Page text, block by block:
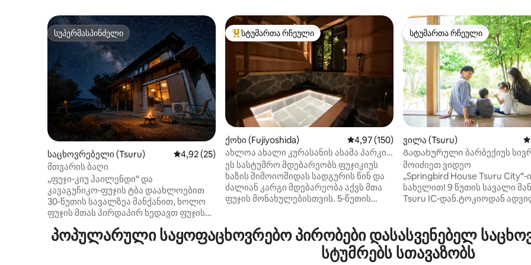
სუპერმასპინძელი
სუპერმასპინძელი
საცხოვრებელი (Tsuru) საშუალო შეფასებაა 5‑დან 4,92, 25 მიმოხილვა
4,92 (25)
მთვარის ბაღი
„ფუჯი‑კიუ ჰაილენდი“ და
კავაგუჩიკო‑ფუჯის ტბა დაახლოებით
30‑წუთის სავალზეა მანქანით, ხოლო
ფუჯის მთას პირდაპირ ხედავთ ფუჯის
შუშიდან.ფუძის მთა ამ მარშრუტიდან
შთამბეჭდავია.შენობა საკმაოდ
სტუმართა რჩეული მოწინავე ვარიანტი
სტუმართა რჩეული
ქოხი (Fujiyoshida) საშუალო შეფასებაა 5‑დან 4,97, 150
4,97 (150)
ახლოა ახალი კურასანის ასამა პარკი!
შიმოიოშიდას სადგურამდე 0 წუთის
სავალზე/24-საათიანი დაქირავებული
ლავის აბაზანა/4 საძინებელი, 115 მ²/
პარკირების ადგილი 2 მანქანისთვის
ეს სასტუმრო მდებარეობს ფუჯიკიუს
ხაზის შიმოიოშიდას სადგურის წინ და
ძალიან კარგი მდებარეობა აქვს მთა
ფუჯის მონახულებისთვის. 5‑წუთის
ერთ‑ერთი მთავარი
ღირსშესანიშნაობა. ასევე, ჩვენი
სასტუმრო ძალიან კარგად არის
სტუმართა რჩეული
სტუმართა რჩეული
ვილა (Tsuru)
Გადახურული ბარბექიუს
ჩაის ოთახით და ბაღით/ჩაის
ცერემონიით!7 წუთი მანქანით
ღუმელიდან/ტურუშის
რეგულარული
მოიძიეთ ვიდეო
„Springbird House Tsuru
სახელით! 9 წუთის სავალი
Tsuru IC‑დან.ტოკიოდან
გემრიელია.დროის
გატარებისთვის თქვენს
განკარგულებაში იქნება
პოპულარული საყოფაცხოვრებო პირობები დასასვენებელ
სტუმრებს სთავაზობს